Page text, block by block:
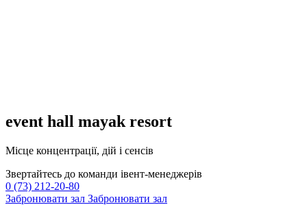
event hall mayak resort
Місце концентрації, дій і сенсів
Звертайтесь до команди івент-менеджерів
0 (73) 212-20-80
Забронювати зал Забронювати зал